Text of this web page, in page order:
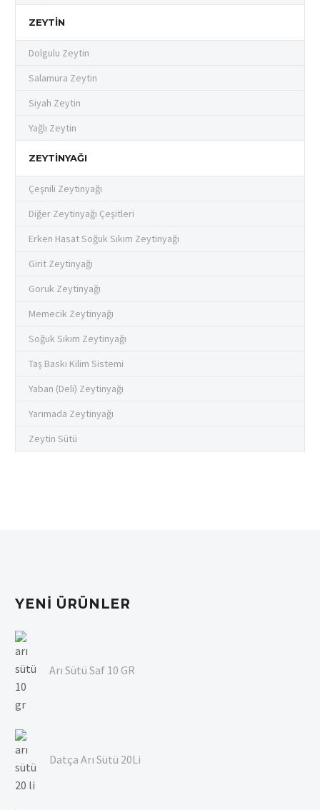
ZEYTIN
Dolgulu Zeytin
Salamura Zeytin
Siyah Zeytin
Yağlı Zeytin
ZEYTINYAĞI
Çeşnili Zeytinyağı
Diğer Zeytinyağı Çeşitleri
Erken Hasat Soğuk Sıkım Zeytinyağı
Girit Zeytinyağı
Goruk Zeytinyağı
Memecik Zeytinyağı
Soğuk Sıkım Zeytinyağı
Taş Baskı Kilim Sistemi
Yaban (Deli) Zeytinyağı
Yarımada Zeytinyağı
Zeytin Sütü
YENI ÜRÜNLER
Arı Sütü Saf 10 GR
Datça Arı Sütü 20Li